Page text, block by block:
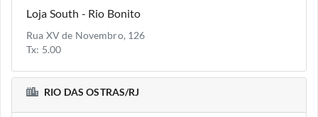
Loja South - Rio Bonito
Rua XV de Novembro, 126
Tx: 5.00
RIO DAS OSTRAS/RJ